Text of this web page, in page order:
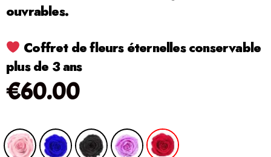
ouvrables.
Coffret de fleurs éternelles conservable
plus de 3 ans
€60.00